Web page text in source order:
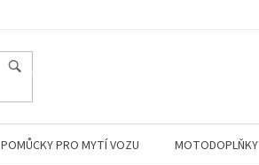
POMŮCKY PRO MYTÍ VOZU MOTODOPLŇKY